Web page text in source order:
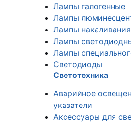
Лампы галогенные
Лампы
Лампы накаливания
Лампы
Лампы
Светодиоды
Светотехника
Аварийное
указатели
Аксессуары для